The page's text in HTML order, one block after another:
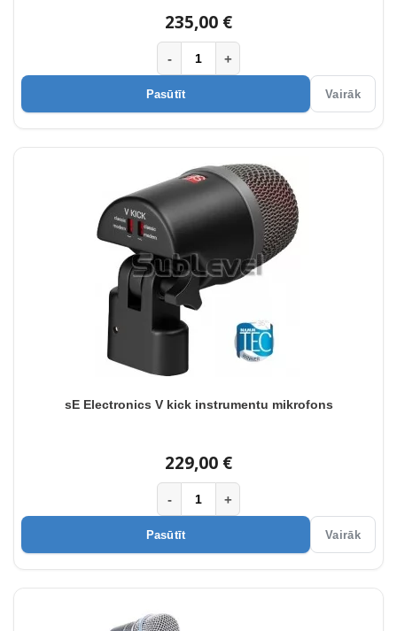
235,00 €
- +
Pasūtīt Vairāk
sE Electronics V kick instrumentu mikrofons
229,00 €
- +
Pasūtīt Vairāk